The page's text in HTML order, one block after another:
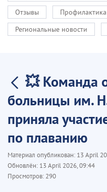
Отзывы
Региональные новости
💥 Команда
больницы им.
приняла
по плаванию
Материал опубликован: 13 April
Обновлён: 13 April 2026, 09:44
Просмотров: 290